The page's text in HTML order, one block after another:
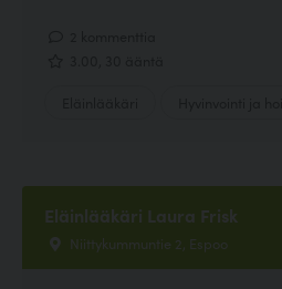
Eläinlääkäri Laura Frisk
Niittykummuntie 2, Espoo